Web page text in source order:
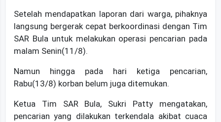
Setelah mendapatkan laporan dari warga, pihaknya
langsung bergerak cepat berkoordinasi dengan Tim
SAR Bula untuk melakukan operasi pencarian pada
malam Senin(11/8).
Namun hingga pada hari ketiga pencarian,
Rabu(13/8) korban belum juga ditemukan.
Ketua Tim SAR Bula, Sukri Patty mengatakan,
pencarian yang dilakukan terkendala akibat cuaca